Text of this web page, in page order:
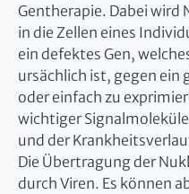
Gentherapie. Dabei wird
in die Zellen eines
ein defektes Gen,
ursächlich ist, gegen ein
oder einfach zu
wichtiger
und der
Die Übertragung der
durch Viren. Es können